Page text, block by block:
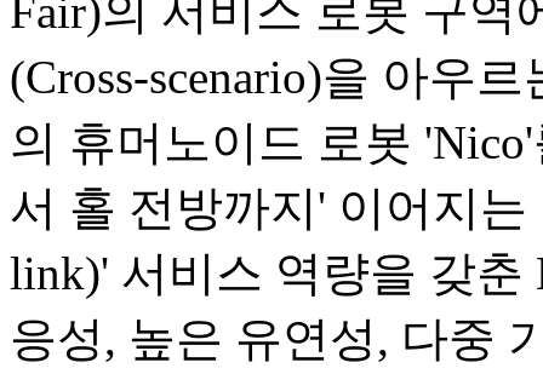
Fair)의 서비스 로봇 구역
(Cross-scenario)을 아우
의 휴머노이드 로봇
서 홀 전방까지' 이어지
link)' 서비스 역량을 갖춘
응성, 높은 유연성, 다중